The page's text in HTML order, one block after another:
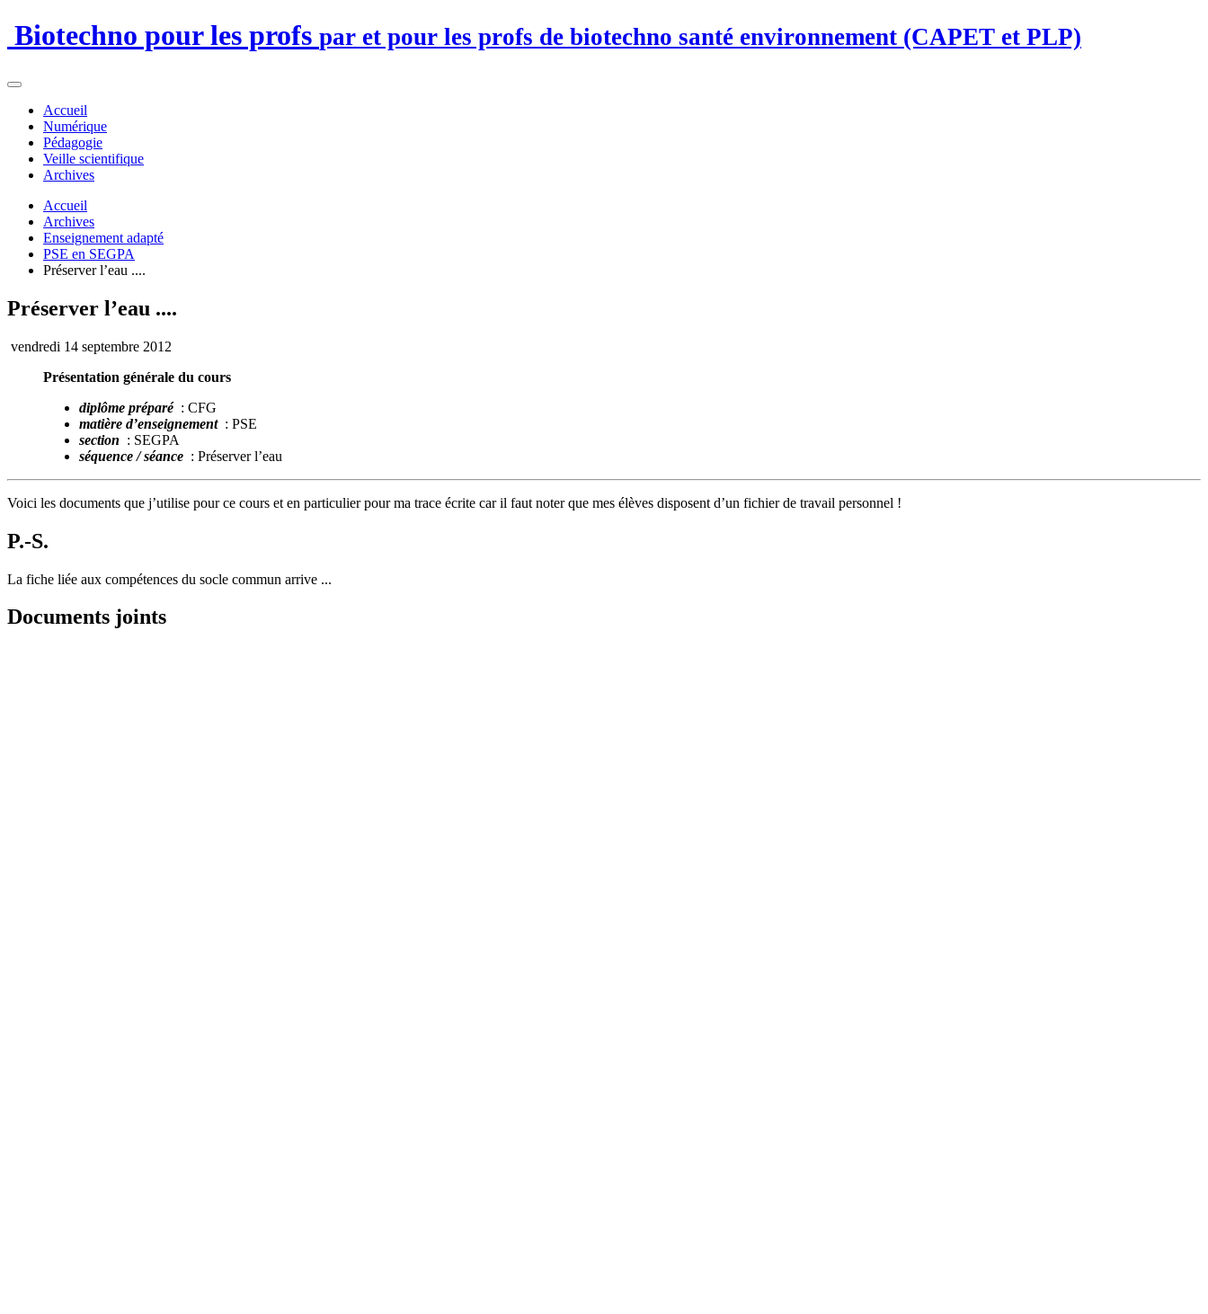
Biotechno pour les profs par et pour les profs de biotechno santé environnement (CAPET et PLP)
Accueil
Numérique
Pédagogie
Veille scientifique
Archives
Accueil
Archives
Enseignement adapté
PSE en SEGPA
Préserver l’eau ....
Préserver l’eau ....
vendredi 14 septembre 2012
Présentation générale du cours
diplôme préparé : CFG
matière d’enseignement : PSE
section : SEGPA
séquence / séance : Préserver l’eau
Voici les documents que j’utilise pour ce cours et en particulier pour ma trace écrite car il faut noter que mes élèves disposent d’un fichier de travail personnel !
P.-S.
La fiche liée aux compétences du socle commun arrive ...
Documents joints